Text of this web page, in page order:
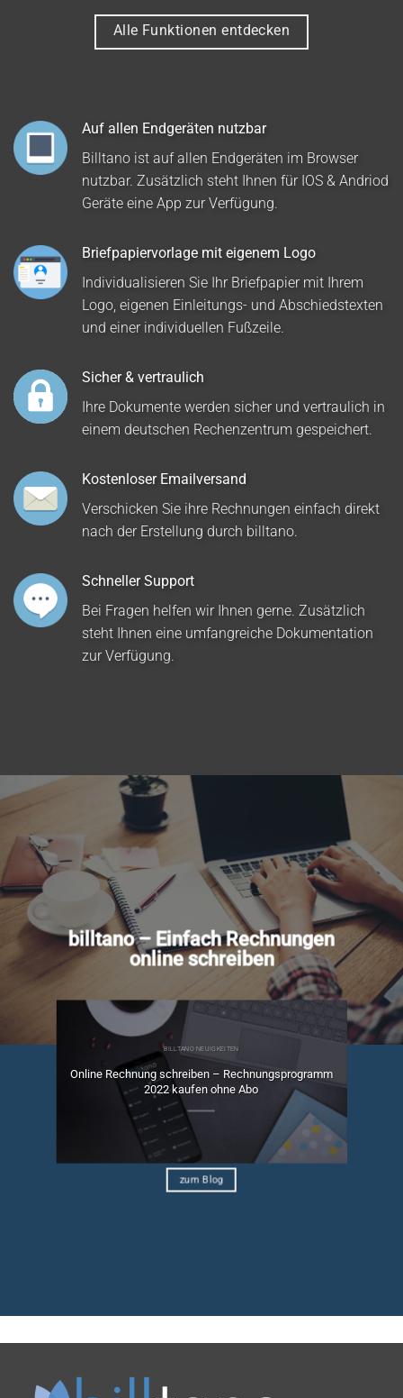
Alle Funktionen entdecken
Auf allen Endgeräten nutzbar
Billtano ist auf allen Endgeräten im Browser
nutzbar. Zusätzlich steht Ihnen für IOS & Andriod
Geräte eine App zur Verfügung.
Briefpapiervorlage mit eigenem Logo
Individualisieren Sie Ihr Briefpapier mit Ihrem
Logo, eigenen Einleitungs- und Abschiedstexten
und einer individuellen Fußzeile.
Sicher & vertraulich
Ihre Dokumente werden sicher und vertraulich in
einem deutschen Rechenzentrum gespeichert.
Kostenloser Emailversand
Verschicken Sie ihre Rechnungen einfach direkt
nach der Erstellung durch billtano.
Schneller Support
Bei Fragen helfen wir Ihnen gerne. Zusätzlich
steht Ihnen eine umfangreiche Dokumentation
zur Verfügung.
billtano – Einfach Rechnungen
online schreiben
BILLTANO NEUIGKEITEN
Online Rechnung schreiben – Rechnungsprogramm
2022 kaufen ohne Abo
zum Blog